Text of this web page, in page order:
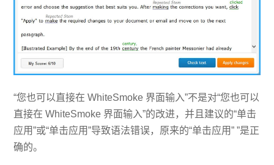
“您也可以直接在 WhiteSmoke 界面输入”不是对“您也可以
直接在 WhiteSmoke 界面输入”的改进，并且建议的“单击
应用”或“单击应用”导致语法错误，原来的“单击应用” ”是正
确的。